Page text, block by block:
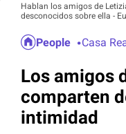
Hablan los amigos de
desconocidos sobre ella -
People Casa
Los amigos
comparten
intimidad